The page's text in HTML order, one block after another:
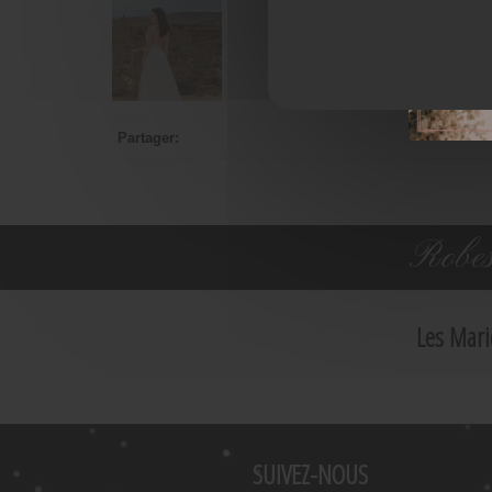
Partager:
Les
SUIVEZ-NOUS